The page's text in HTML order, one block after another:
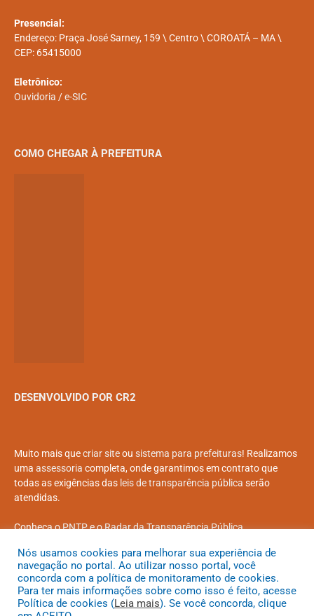
Presencial:
Endereço: Praça José Sarney, 159 \ Centro \ COROATÁ – MA \
CEP: 65415000
Eletrônico:
Ouvidoria /e-SIC
COMO CHEGAR À PREFEITURA
DESENVOLVIDO POR CR2
Muito mais quecriar siteou sistema para prefeituras! Realizamos
uma assessoria completa, onde garantimos em contrato que
todas as exigências das leis de transparência pública serão
atendidas.
Conheça oPNTPe oRadar da Transparência Pública
Todos os direitos reservados a Prefeitura Municipal de Coroatá
Nós usamos cookies para melhorar sua experiência de
navegação no portal. Ao utilizar nosso portal, você
concorda com a política de monitoramento de cookies.
Para ter mais informações sobre como isso é feito, acesse
Política de cookies (Leia mais). Se você concorda, clique